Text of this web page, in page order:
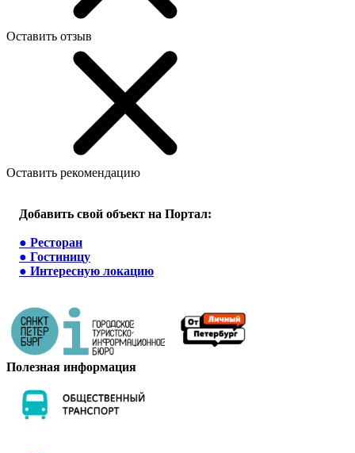
Оставить отзыв
Оставить рекомендацию
Добавить свой объект на Портал:
● Ресторан
● Гостиницу
● Интересную локацию
Полезная информация